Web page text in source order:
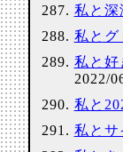
私と深
私とグ
私と好
2022/
私と
私とサ